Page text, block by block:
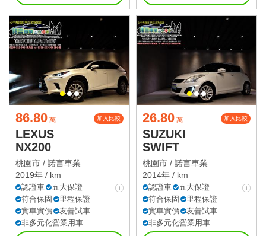
86.80 萬 加入比較
LEXUS
NX200
桃園市 / 諾言車業
2019年 / km
認證車
五大保證
符合保固
里程保證
實車實價
友善試車
非多元化營業用車
26.80 萬 加入比較
SUZUKI
SWIFT
桃園市 / 諾言車業
2014年 / km
認證車
五大保證
符合保固
里程保證
實車實價
友善試車
非多元化營業用車